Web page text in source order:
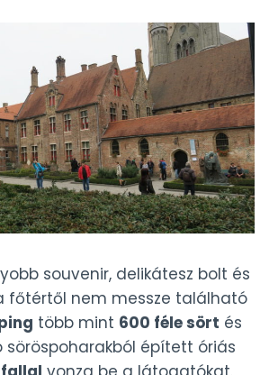
souvenir, delikátesz bolt és
főtértől nem messze található
több mint 600 féle sört és
söröspoharakból épített óriás